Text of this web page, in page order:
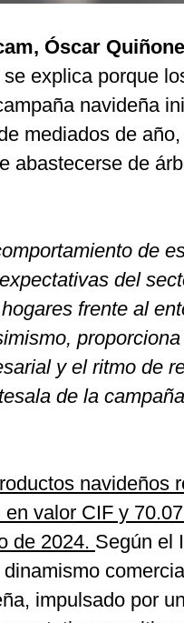
Óscar
explica porque
navideña
mediados de
abastecerse de
de
del
frente al
y el ritmo de
de la
navideños
valor CIF y
de 2024. Según el
impulsado por